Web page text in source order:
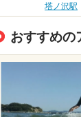
塔ノ沢駅
おすすめの